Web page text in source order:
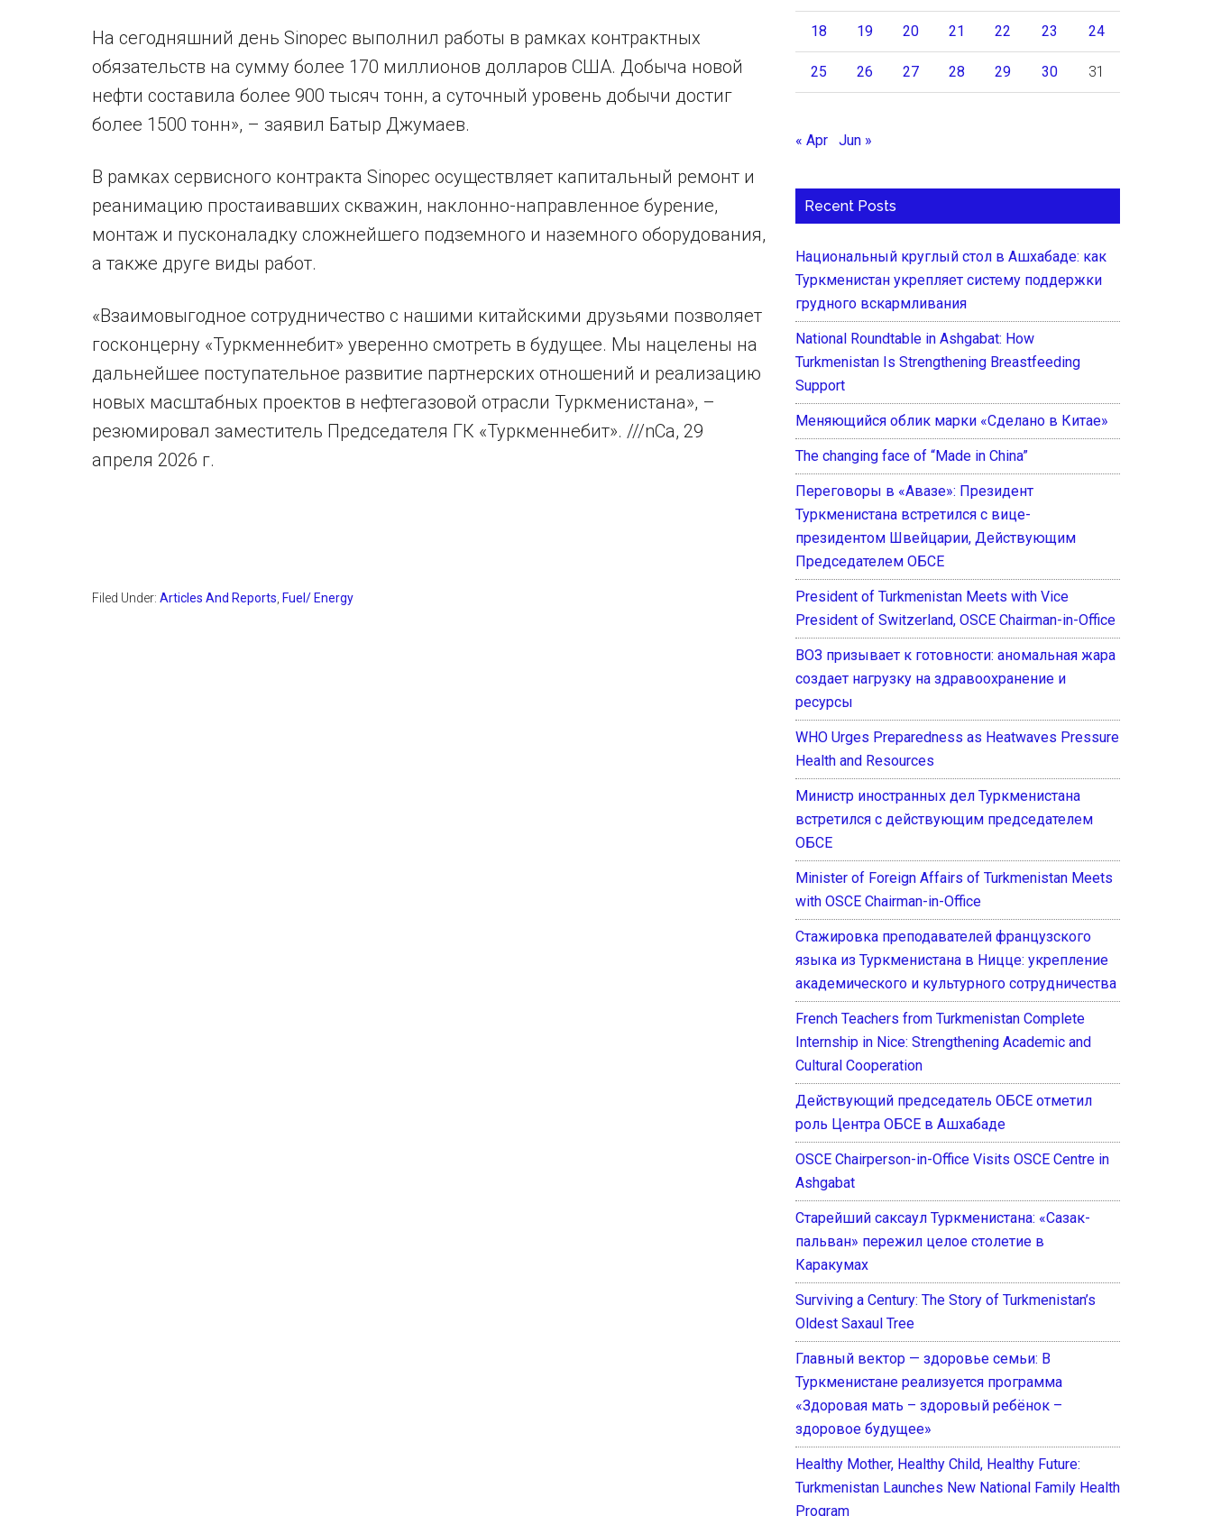
На сегодняшний день Sinopec выполнил работы в рамках контрактных
обязательств на сумму более 170 миллионов долларов США. Добыча новой
нефти составила более 900 тысяч тонн, а суточный уровень добычи достиг
более 1500 тонн», – заявил Батыр Джумаев.
В рамках сервисного контракта Sinopec осуществляет капитальный ремонт и
реанимацию простаивавших скважин, наклонно-направленное бурение,
монтаж и пусконаладку сложнейшего подземного и наземного оборудования,
а также друге виды работ.
«Взаимовыгодное сотрудничество с нашими китайскими друзьями позволяет
госконцерну «Туркменнебит» уверенно смотреть в будущее. Мы нацелены на
дальнейшее поступательное развитие партнерских отношений и реализацию
новых масштабных проектов в нефтегазовой отрасли Туркменистана», –
резюмировал заместитель Председателя ГК «Туркменнебит». ///nCa, 29
апреля 2026 г.
Filed Under: Articles And Reports Fuel/ Energy
18 19 20 21 22 23 24
25 26 27 28 29 30 31
« Apr Jun »
Recent Posts
Национальный круглый стол в Ашхабаде: как
Туркменистан укрепляет систему поддержки
грудного вскармливания
National Roundtable in Ashgabat: How
Turkmenistan Is Strengthening Breastfeeding
Support
Меняющийся облик марки «Сделано в Китае»
The changing face of “Made in China”
Переговоры в «Авазе»: Президент
Туркменистана встретился с вице-
президентом Швейцарии, Действующим
Председателем ОБСЕ
President of Turkmenistan Meets with Vice
President of Switzerland, OSCE Chairman-in-Office
ВОЗ призывает к готовности: аномальная жара
создает нагрузку на здравоохранение и
ресурсы
WHO Urges Preparedness as Heatwaves Pressure
Health and Resources
Министр иностранных дел Туркменистана
встретился с действующим председателем
ОБСЕ
Minister of Foreign Affairs of Turkmenistan Meets
with OSCE Chairman-in-Office
Стажировка преподавателей французского
языка из Туркменистана в Ницце: укрепление
академического и культурного сотрудничества
French Teachers from Turkmenistan Complete
Internship in Nice: Strengthening Academic and
Cultural Cooperation
Действующий председатель ОБСЕ отметил
роль Центра ОБСЕ в Ашхабаде
OSCE Chairperson-in-Office Visits OSCE Centre in
Ashgabat
Старейший саксаул Туркменистана: «Сазак-
пальван» пережил целое столетие в
Каракумах
Surviving a Century: The Story of Turkmenistan’s
Oldest Saxaul Tree
Главный вектор — здоровье семьи: В
Туркменистане реализуется программа
«Здоровая мать – здоровый ребёнок –
здоровое будущее»
Healthy Mother, Healthy Child, Healthy Future:
Turkmenistan Launches New National Family Health
Program